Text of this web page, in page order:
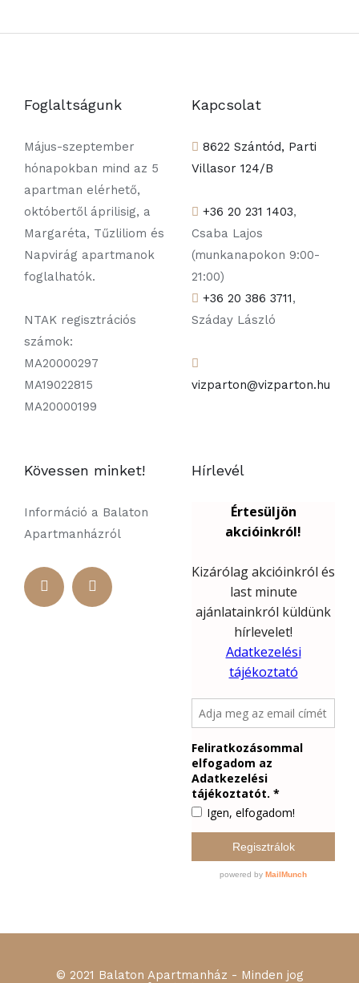
Foglaltságunk
Május-szeptember
hónapokban mind az 5
apartman elérhető,
októbertől áprilisig, a
Margaréta, Tűzliliom és
Napvirág apartmanok
foglalhatók.
NTAK regisztrációs
számok:
MA20000297
MA19022815
MA20000199
Kapcsolat
8622 Szántód, Parti
Villasor 124/B
+36 20 231 1403,
Csaba Lajos
(munkanapokon 9:00-
21:00)
+36 20 386 3711,
Száday László
vizparton@vizparton.hu
Kövessen minket!
Információ a Balaton
Apartmanházról
Hírlevél
© 2021 Balaton Apartmanház - Minden jog